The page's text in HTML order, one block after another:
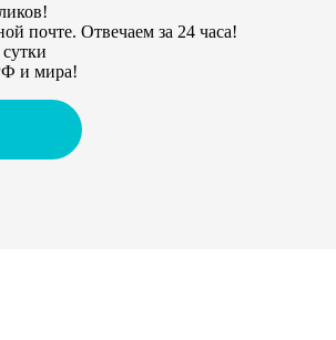
почте. Отвечаем за 24 часа!
и мира!